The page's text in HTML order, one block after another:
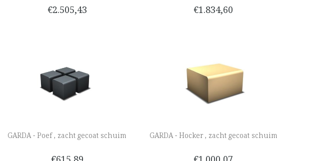
€2.505,43 €1.834,60
GARDA - Poef , zacht gecoat schuim GARDA - Hocker , zacht gecoat schuim